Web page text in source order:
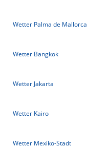
Wetter Palma de Mallorca
Wetter Bangkok
Wetter Jakarta
Wetter Kairo
Wetter Mexiko-Stadt